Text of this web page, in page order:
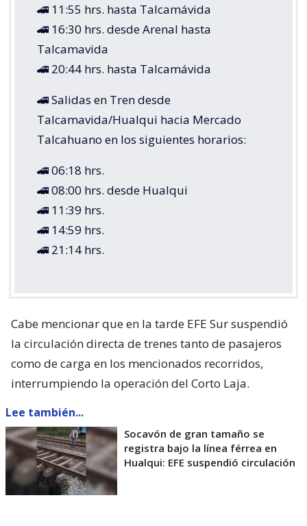
🚄 11:55 hrs. hasta Talcamávida
🚄 16:30 hrs. desde Arenal hasta
Talcamavida
🚄 20:44 hrs. hasta Talcamávida
🚄 Salidas en Tren desde
Talcamavida/Hualqui hacia Mercado
Talcahuano en los siguientes horarios:
🚄 06:18 hrs.
🚄 08:00 hrs. desde Hualqui
🚄 11:39 hrs.
🚄 14:59 hrs.
🚄 21:14 hrs.
Cabe mencionar que en la tarde EFE Sur suspendió
la circulación directa de trenes tanto de pasajeros
como de carga en los mencionados recorridos,
interrumpiendo la operación del Corto Laja.
Lee también...
Socavón de gran tamaño se
registra bajo la línea férrea en
Hualqui: EFE suspendió circulación